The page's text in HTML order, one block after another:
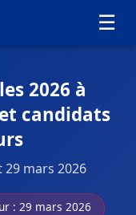
☰
2026 à
candidats
29 mars 2026
: 29 mars 2026